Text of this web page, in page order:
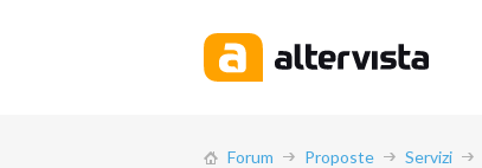
Forum Proposte Servizi